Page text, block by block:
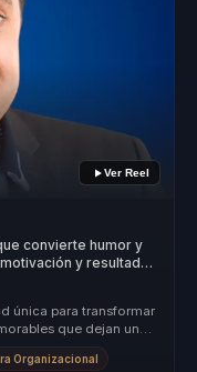
Ver Reel
convierte humor y
y resultados
única para transformar
que dejan una
Organizacional